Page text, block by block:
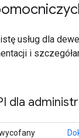
usług dla
i
dla